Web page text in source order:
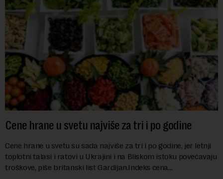
Cene hrane u svetu najviše za tri i po godine
Cene hrane u svetu su sada najviše za tri i po godine, jer letnji
toplotni talasi i ratovi u Ukrajini i na Bliskom istoku povećavaju
troškove, piše britanski list Gardijan.Indeks cena